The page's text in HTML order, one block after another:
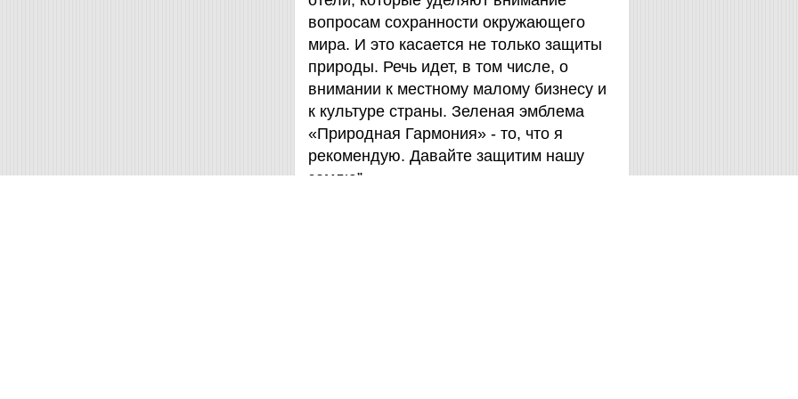
вопросам сохранности окружающего
мира. И это касается не только защиты
природы. Речь идет, в том числе, о
внимании к местному малому бизнесу и
к культуре страны. Зеленая эмблема
«Природная Гармония» - то, что я
рекомендую. Давайте защитим нашу
землю”